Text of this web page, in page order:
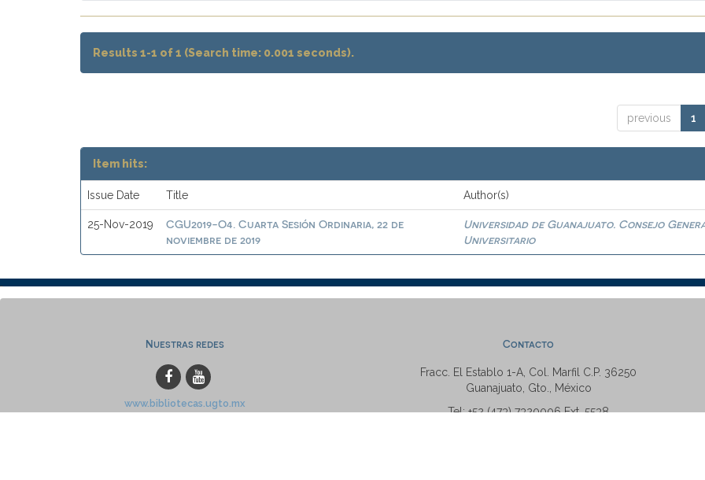
Results 1-1 of 1 (Search time: 0.001 seconds).
previous 1
Item hits:
Issue Date Title Author(s)
25-Nov-2019
CGU2019-O4. Cuarta Sesión Ordinaria, 22 de
noviembre de 2019
Universidad de Guanajuato. Consejo
Universitario
Nuestras redes
www.bibliotecas.ugto.mx
Contacto
Fracc. El Establo 1-A, Col. Marfil C.P. 36250
Guanajuato, Gto., México
Tel: +52 (473) 7320006 Ext. 5538